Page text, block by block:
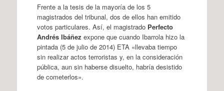
Frente a la tesis de la mayoría de los 5
magistrados del tribunal, dos de ellos han emitido
votos particulares. Así, el magistrado Perfecto
Andrés Ibáñez expone que cuando Ibarrola hizo la
pintada (5 de julio de 2014) ETA «llevaba tiempo
sin realizar actos terroristas y, en la consideración
pública, aun sin haberse disuelto, habría desistido
de cometerlos».